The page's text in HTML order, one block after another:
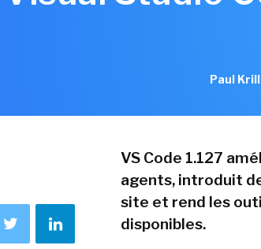
Paul
VS Code 1.127
agents, introduit
site et rend les
disponibles.